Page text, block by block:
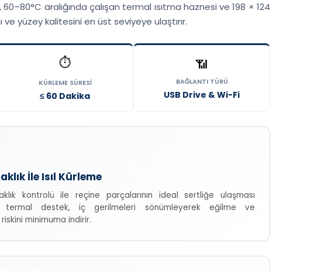
aralığında çalışan termal ısıtma haznesi ve 198 × 124
ve yüzey kalitesini en üst seviyeye ulaştırır.
⏱️
KÜRLEME SÜRESI
≤ 60 Dakika
📶
BAĞLANTI TÜRÜ
USB Drive & Wi-Fi
İle Isıl Kürleme
kontrolü ile reçine parçalarının ideal sertliğe ulaşması
termal destek, iç gerilmeleri sönümleyerek eğilme ve
minimuma indirir.